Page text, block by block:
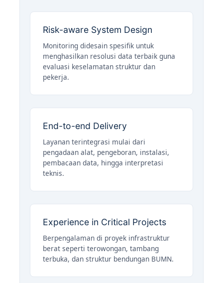
Risk-aware System Design
Monitoring didesain spesifik untuk
menghasilkan resolusi data terbaik guna
evaluasi keselamatan struktur dan
pekerja.
End-to-end Delivery
Layanan terintegrasi mulai dari
pengadaan alat, pengeboran, instalasi,
pembacaan data, hingga interpretasi
teknis.
Experience in Critical Projects
Berpengalaman di proyek infrastruktur
berat seperti terowongan, tambang
terbuka, dan struktur bendungan BUMN.